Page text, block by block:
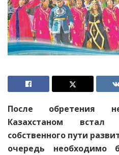
После обретения
Казахстаном
собственного пути
очередь необходимо